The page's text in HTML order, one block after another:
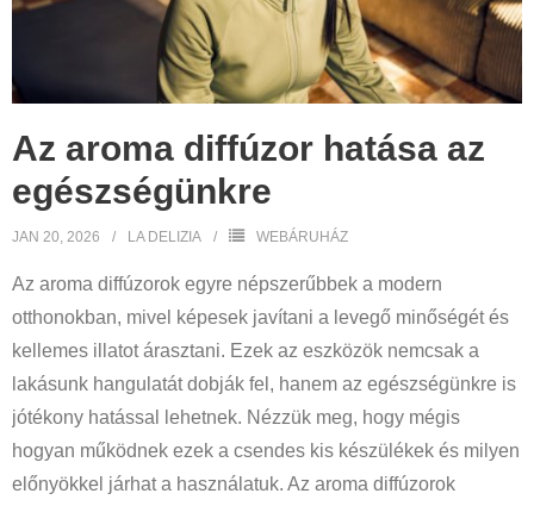
Az aroma diffúzor hatása az
egészségünkre
JAN 20, 2026 LA DELIZIA WEBÁRUHÁZ
Az aroma diffúzorok egyre népszerűbbek a modern
otthonokban, mivel képesek javítani a levegő minőségét és
kellemes illatot árasztani. Ezek az eszközök nemcsak a
lakásunk hangulatát dobják fel, hanem az egészségünkre is
jótékony hatással lehetnek. Nézzük meg, hogy mégis
hogyan működnek ezek a csendes kis készülékek és milyen
előnyökkel járhat a használatuk. Az aroma diffúzorok